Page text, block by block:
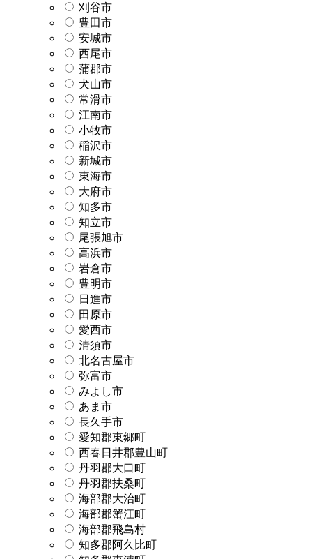
刈谷市
豊田市
安城市
西尾市
蒲郡市
犬山市
常滑市
江南市
小牧市
稲沢市
新城市
東海市
大府市
知多市
知立市
尾張旭市
高浜市
岩倉市
豊明市
日進市
田原市
愛西市
清須市
北名古屋市
弥富市
みよし市
あま市
長久手市
愛知郡東郷町
西春日井郡豊山町
丹羽郡大口町
丹羽郡扶桑町
海部郡大治町
海部郡蟹江町
海部郡飛島村
知多郡阿久比町